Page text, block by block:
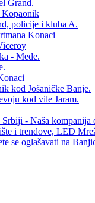
Grand.
Kopaonik
policije i kluba A.
Konaci
- Mede.
kod Jošaničke Banje.
kod vile Jaram.
- Naša
i trendove, LED
se oglašavati na